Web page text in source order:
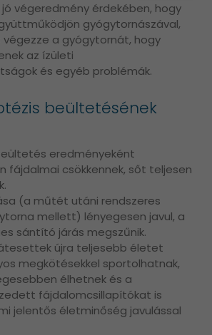
végeredmény érdekében, hogy
gyógytornászával,
végezze a gyógytornát, hogy
az ízületi
és egyéb problémák.
beültetésének
eredményeként
fájdalmai csökkennek, sőt teljesen
(a műtét utáni rendszeres
mellett) lényegesen javul, a
sántító járás megszűnik.
újra teljesebb életet
megkötésekkel sportolhatnak,
élhetnek és a
fájdalomcsillapítókat is
jelentős életminőség javulással